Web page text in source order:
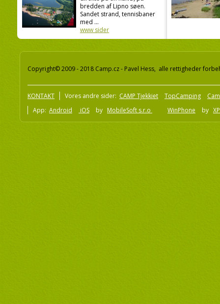
bredden af Lipno søen.
Sandet strand, tennisbaner
med ...
www sider
Copyright© 2009 - 2018 Camp.cz - Pavel Hess, alle rettigheder
KONTAKT Vores andre sider: CAMP Tjekkiet TopCamping
App: Android iOS by MobileSoft s.r.o WinPhone by